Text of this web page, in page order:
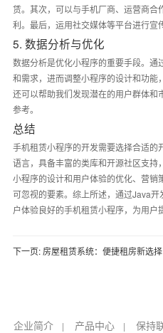
赁。其次，可以与手机厂商、运营商
利。最后，运用社交媒体等平台进行宣
5. 数据分析与优化
数据分析是优化小程序的重要手段。
和需求，进而调整小程序的设计和功
还可以帮助我们发现潜在的用户群体
参考。
总结
手机租赁小程序的开发需要选择合适
语言，具备丰富的类库和开源社区支持
小程序的设计和用户体验的优化、营
可忽视的要素。综上所述，通过Java
户体验良好的手机租赁小程序，为用户
下一页:房屋租赁系统：便捷租房新选择
企业简介 | 产品中心 | 保持